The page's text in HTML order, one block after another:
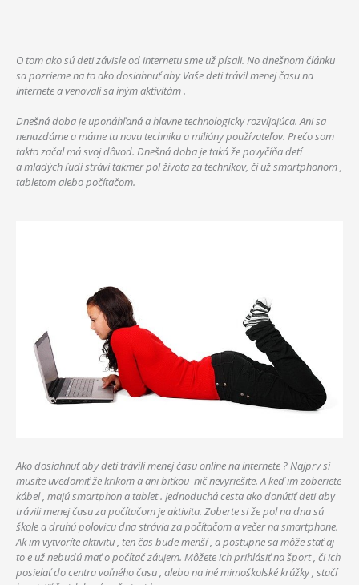
O tom ako sú deti závisle od internetu sme už písali. No dnešnom článku
sa pozrieme na to ako dosiahnuť aby Vaše deti trávil menej času na
internete a venovali sa iným aktivitám .
Dnešná doba je uponáhľaná a hlavne technologicky rozvíjajúca. Ani sa
nenazdáme a máme tu novu techniku a milióny používateľov. Prečo som
takto začal má svoj dôvod. Dnešná doba je taká že povyčíňa detí
a mladých ľudí strávi takmer pol života za technikov, či už smartphonom ,
tabletom alebo počítačom.
Ako dosiahnuť aby deti trávili menej času online na internete ? Najprv si
musíte uvedomiť že krikom a ani bitkou nič nevyriešite. A keď im zoberiete
kábel , majú smartphon a tablet . Jednoduchá cesta ako donútiť deti aby
trávili menej času za počítačom je aktivita. Zoberte si že pol na dna sú
škole a druhú polovicu dna strávia za počítačom a večer na smartphone.
Ak im vytvoríte aktivitu , ten čas bude menší , a postupne sa môže stať aj
to e už nebudú mať o počítač záujem. Môžete ich prihlásiť na šport , či ich
posielať do centra voľného času , alebo na iné mimoškolské krúžky , stačí